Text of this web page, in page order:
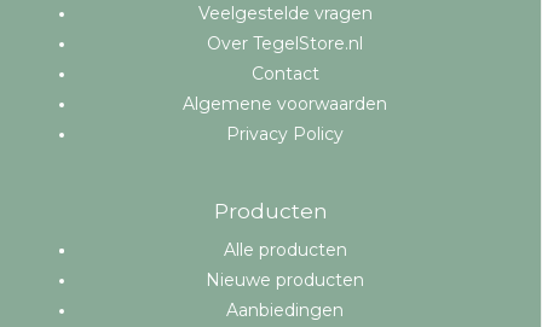
Veelgestelde vragen
Over TegelStore.nl
Contact
Algemene voorwaarden
Privacy Policy
Producten
Alle producten
Nieuwe producten
Aanbiedingen